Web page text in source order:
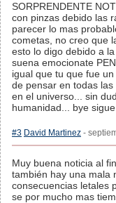
SORPRENDENTE
con pinzas debido las
parecer lo mas
cometas, no creo que
esto lo digo debido a
suena emocionate
igual que tu que fue
de pensar en todas
en el universo... sin
humanidad... bye
#3 David Martinez -
Muy buena noticia al
también hay una mala
consecuencias letales
se por mucho mas